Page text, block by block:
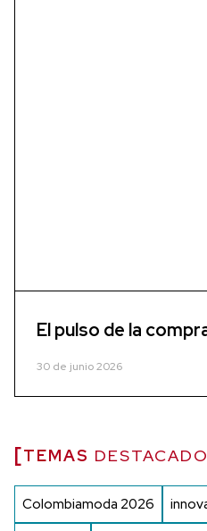
El pulso de la
30 de junio 2026
TEMAS
Colombiamoda 2026